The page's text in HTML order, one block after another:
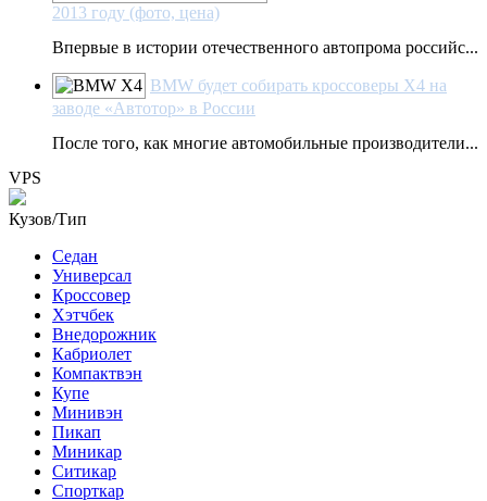
2013 году (фото, цена)
Впервые в истории отечественного автопрома российс...
BMW будет собирать кроссоверы X4 на
заводе «Автотор» в России
После того, как многие автомобильные производители...
VPS
Кузов/Тип
Седан
Универсал
Кроссовер
Хэтчбек
Внедорожник
Кабриолет
Компактвэн
Купе
Минивэн
Пикап
Миникар
Ситикар
Спорткар